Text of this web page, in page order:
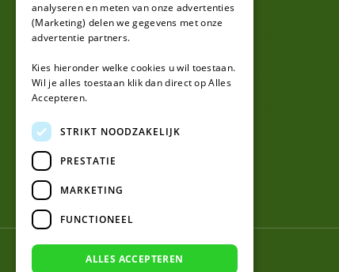
Klantenservice
Contact
Retouren en garantie
© 2026 Robotmaaier-mesjes.nl
analyseren en meten van onze advertenties
(Marketing) delen we gegevens met onze
advertentie partners.
Kies hieronder welke cookies u wil toestaan.
Wil je alles toestaan klik dan direct op Alles
Accepteren.
STRIKT NOODZAKELIJK
PRESTATIE
MARKETING
FUNCTIONEEL
ALLES ACCEPTEREN